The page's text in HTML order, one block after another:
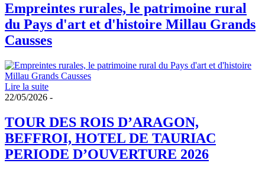
Empreintes rurales, le patrimoine rural
du Pays d'art et d'histoire Millau Grands
Causses
Lire la suite
22/05/2026 -
TOUR DES ROIS D’ARAGON,
BEFFROI, HOTEL DE TAURIAC
PERIODE D’OUVERTURE 2026